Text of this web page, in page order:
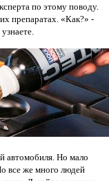
по этому поводу.
препаратах. «Как?» -
автомобиля. Но мало
все же много людей